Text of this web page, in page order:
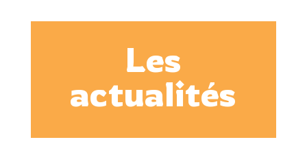
Les
actualités